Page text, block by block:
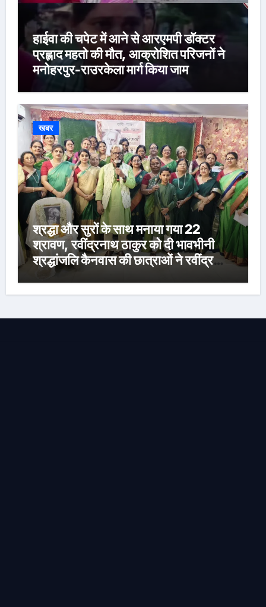
हाईवा की चपेट में आने से आरएमपी डॉक्टर
प्रह्लाद महतो की मौत, आक्रोशित परिजनों ने
मनोहरपुर-राउरकेला मार्ग किया जाम
खबर
श्रद्धा और सुरों के साथ मनाया गया 22
श्रावण, रवींद्रनाथ ठाकुर को दी भावभीनी
श्रद्धांजलि कैनवास की छात्राओं ने रवींद्र
बांधा समां